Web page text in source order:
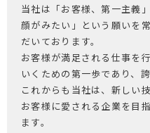
当社は「お客様、第一主義
顔がみたい」という願いを
だいております。
お客様が満足される仕事を
いくための第一歩であり、
これからも当社は、新しい
お客様に愛される企業を目
ます。